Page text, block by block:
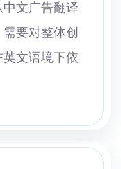
文广告翻译
要对整体创
文语境下依